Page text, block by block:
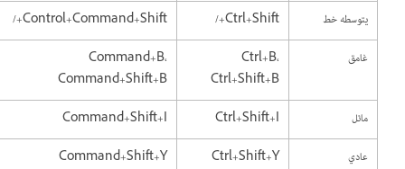
يتوسطه خط
Ctrl+Shift+/
Control+Command+Shift+/
Ctrl+B،
Ctrl+Shift+B
Command+B،
Command+Shift+B
Ctrl+Shift+I
Command+Shift+I
Ctrl+Shift+Y
Command+Shift+Y